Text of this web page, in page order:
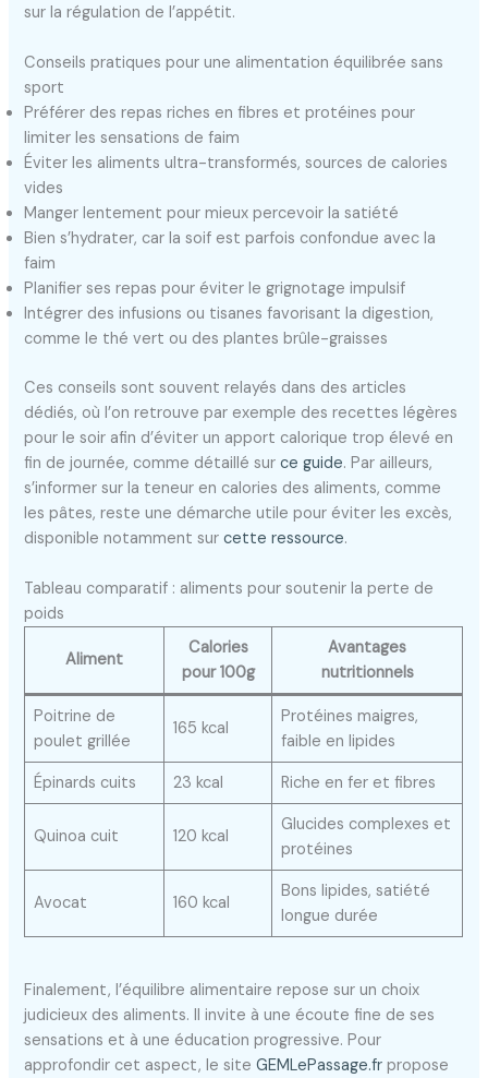
sur la régulation de l’appétit.
Conseils pratiques pour une alimentation équilibrée sans
sport
Préférer des repas riches en fibres et protéines pour
limiter les sensations de faim
Éviter les aliments ultra-transformés, sources de calories
vides
Manger lentement pour mieux percevoir la satiété
Bien s’hydrater, car la soif est parfois confondue avec la
faim
Planifier ses repas pour éviter le grignotage impulsif
Intégrer des infusions ou tisanes favorisant la digestion,
comme le thé vert ou des plantes brûle-graisses
Ces conseils sont souvent relayés dans des articles
dédiés, où l’on retrouve par exemple des recettes légères
pour le soir afin d’éviter un apport calorique trop élevé en
fin de journée, comme détaillé surce guide. Par ailleurs,
s’informer sur la teneur en calories des aliments, comme
les pâtes, reste une démarche utile pour éviter les excès,
disponible notamment surcette ressource.
Tableau comparatif : aliments pour soutenir la perte de
poids
Aliment
Calories
pour 100g
Avantages
nutritionnels
Poitrine de
poulet grillée
165 kcal
Protéines maigres,
faible en lipides
Épinards cuits
23 kcal Riche en fer et fibres
Quinoa cuit 120 kcal
Glucides complexes et
protéines
Avocat 160 kcal
Bons lipides, satiété
longue durée
Finalement, l’équilibre alimentaire repose sur un choix
judicieux des aliments. Il invite à une écoute fine de ses
sensations et à une éducation progressive. Pour
approfondir cet aspect, le siteGEMLePassage.fr propose